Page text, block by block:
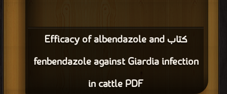
كتاب Efficacy of albendazole and
fenbendazole against Giardia infection
in cattle PDF